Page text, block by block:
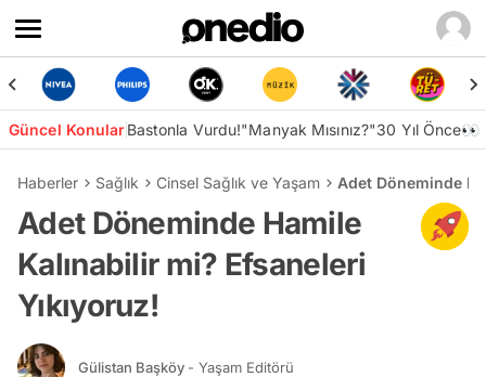
Güncel KonularBastonla Vurdu!"Manyak Mısınız?"30 Yıl Önce👀
Haberler Sağlık Cinsel Sağlık ve Yaşam Adet Döneminde
Adet Döneminde Hamile
Kalınabilir mi? Efsaneleri
Yıkıyoruz!
Gülistan Başköy - Yaşam Editörü